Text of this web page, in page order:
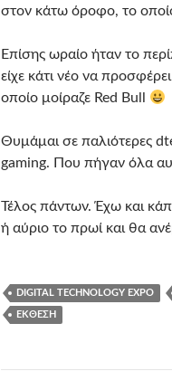
στον κάτω όροφο, το
Επίσης ωραίο ήταν το
είχε κάτι νέο να
οποίο μοίραζε Red Bull
Θυμάμαι σε παλιότερες
gaming. Που πήγαν όλα
Τέλος πάντων. Έχω και
ή αύριο το πρωί και θα
DIGITAL TECHNOLOGY EXPO
ΈΚΘΕΣΗ